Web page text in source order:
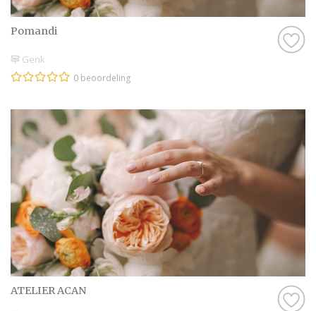
Pomandi
Genk
0 beoordeling
ATELIER ACAN